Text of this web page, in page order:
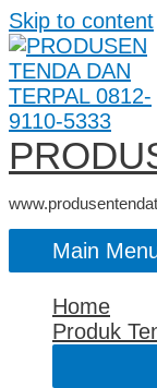
Skip to content
Main
Home
Produk